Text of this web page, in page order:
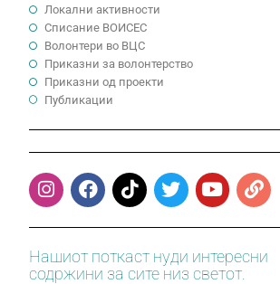
Локални активности
Cписание ВОИСЕС
Волонтери во ВЦС
Приказни за волонтерство
Приказни од проекти
Публикации
Нашиот поткаст нуди интересни
содржини за сите низ светот.